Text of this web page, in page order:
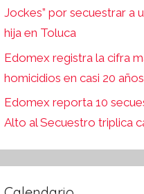
Jockes” por secuestrar a
hija en Toluca
Edomex registra la cifra
homicidios en casi 20
Edomex reporta 10
Alto al Secuestro triplica